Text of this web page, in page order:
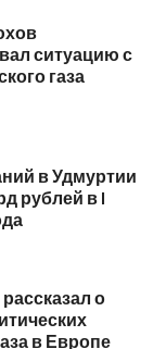
ситуацию с
газа
в Удмуртии
рублей в I
о
в Европе